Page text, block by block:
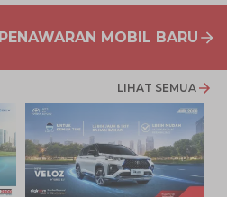
PENAWARAN MOBIL BARU
LIHAT SEMUA